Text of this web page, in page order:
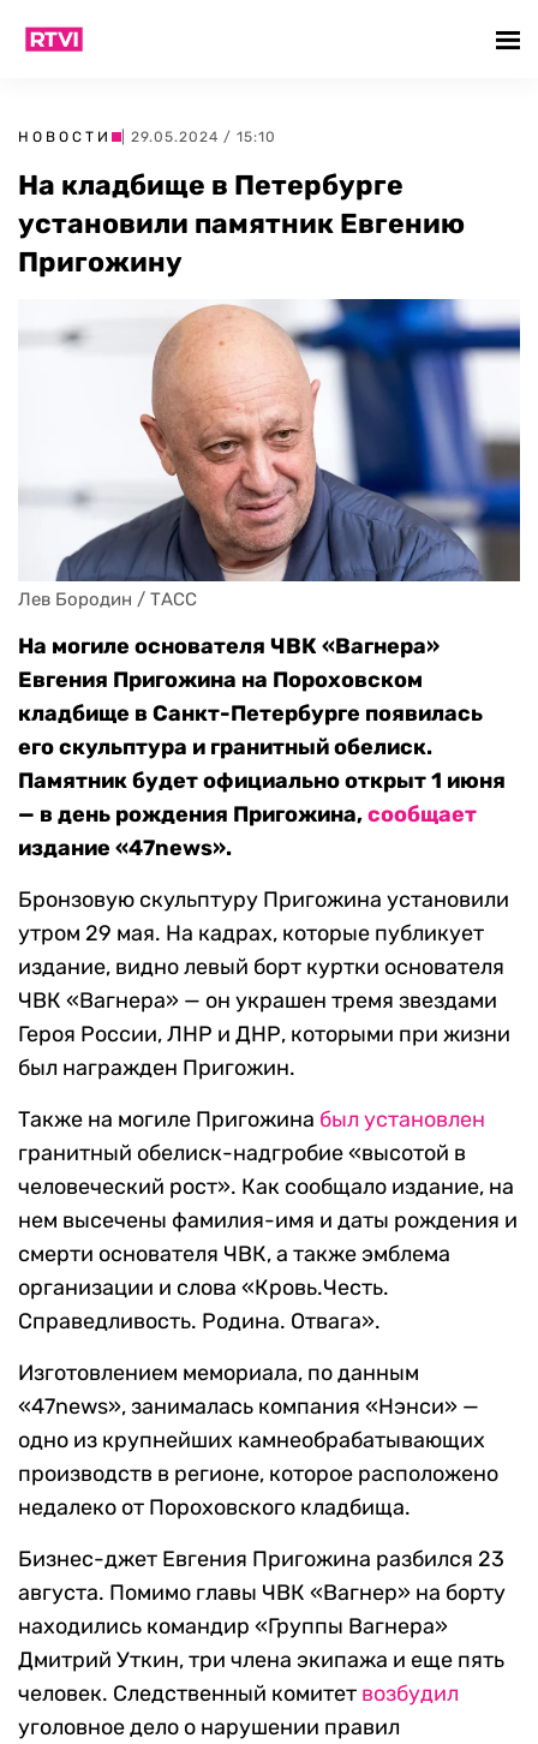
НОВОСТИ | 29.05.2024 / 15:10
На кладбище в Петербурге
установили памятник Евгению
Пригожину
Лев Бородин / ТАСС
На могиле основателя ЧВК «Вагнера»
Евгения Пригожина на Пороховском
кладбище в Санкт-Петербурге появилась
его скульптура и гранитный обелиск.
Памятник будет официально открыт 1 июня
— в день рождения Пригожина,сообщает
издание «47news».
Бронзовую скульптуру Пригожина установили
утром 29 мая. На кадрах, которые публикует
издание, видно левый борт куртки основателя
ЧВК «Вагнера» — он украшен тремя звездами
Героя России, ЛНР и ДНР, которыми при жизни
был награжден Пригожин.
Также на могиле Пригожина был установлен
гранитный обелиск-надгробие «высотой в
человеческий рост». Как сообщало издание, на
нем высечены фамилия-имя и даты рождения и
смерти основателя ЧВК, а также эмблема
организации и слова «Кровь.Честь.
Справедливость. Родина. Отвага».
Изготовлением мемориала, по данным
«47news», занималась компания «Нэнси» —
одно из крупнейших камнеобрабатывающих
производств в регионе, которое расположено
недалеко от Пороховского кладбища.
Бизнес-джет Евгения Пригожина разбился 23
августа. Помимо главы ЧВК «Вагнер» на борту
находились командир «Группы Вагнера»
Дмитрий Уткин, три члена экипажа и еще пять
человек. Следственный комитет возбудил
уголовное дело о нарушении правил